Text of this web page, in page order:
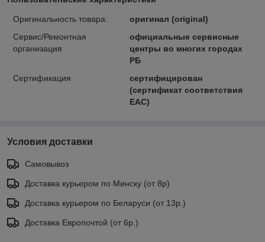
Оригинальность товара:
оригинал (original)
Сервис/Ремонтная
организация
официальные сервисные
центры во многих городах
РБ
Сертификация
сертифицирован
(сертификат соответствия
ЕАС)
Условия доставки
Самовывоз
Доставка курьером по Минску (от 8р)
Доставка курьером по Беларуси (от 13р.)
Доставка Европочтой (от 6р.)